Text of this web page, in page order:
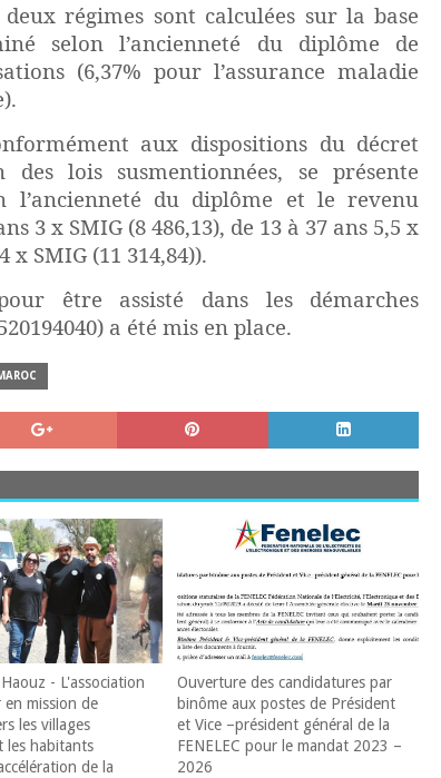
régimes sont calculées sur la base
selon l’ancienneté du diplôme de
(6,37% pour l’assurance maladie
aux dispositions du décret
des lois susmentionnées, se présente
l’ancienneté du diplôme et le revenu
3 x SMIG (8 486,13), de 13 à 37 ans 5,5 x
x SMIG (11 314,84)).
être assisté dans les démarches
a été mis en place.
- L'association
mission de
les villages
les habitants
de la
Ouverture des candidatures par
binôme aux postes de Président
et Vice –président général de la
FENELEC pour le mandat 2023 –
2026